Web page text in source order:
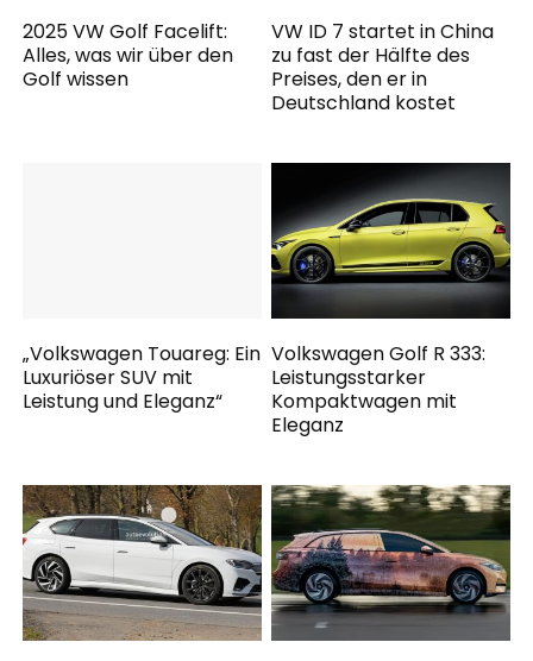
2025 VW Golf Facelift:
Alles, was wir über den
Golf wissen
VW ID 7 startet in China
zu fast der Hälfte des
Preises, den er in
Deutschland kostet
„Volkswagen Touareg: Ein
Luxuriöser SUV mit
Leistung und Eleganz“
Volkswagen Golf R 333:
Leistungsstarker
Kompaktwagen mit
Eleganz